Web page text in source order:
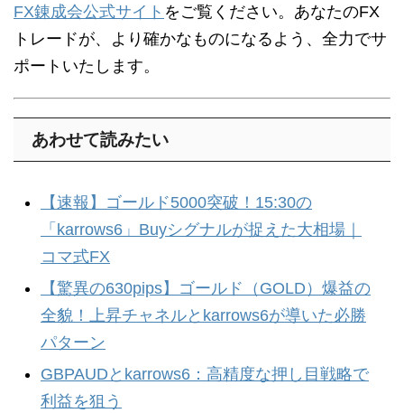
FX錬成会公式サイト をご覧ください。あなたのFX
トレードが、より確かなものになるよう、全力でサ
ポートいたします。
あわせて読みたい
【速報】ゴールド5000突破！15:30の
「karrows6」Buyシグナルが捉えた大相場｜
コマ式FX
【驚異の630pips】ゴールド（GOLD）爆益の
全貌！上昇チャネルとkarrows6が導いた必勝
パターン
GBPAUDとkarrows6：高精度な押し目戦略で
利益を狙う